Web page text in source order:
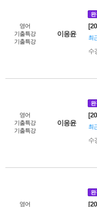
영어
기출특강
기출특강
이응윤
완
최
수
영어
기출특강
기출특강
이응윤
완
최
수
영어
완